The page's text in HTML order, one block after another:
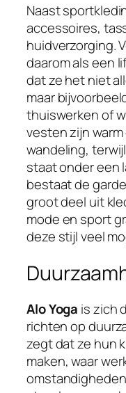
Naast
accessoires,
huidverzorging.
daarom als een
dat ze het niet
maar
thuiswerken of
vesten zijn
wandeling,
staat onder een
bestaat de
groot deel uit
mode en sport
deze stijl veel
Alo Yoga is zich
richten op
zegt dat ze hun
maken, waar